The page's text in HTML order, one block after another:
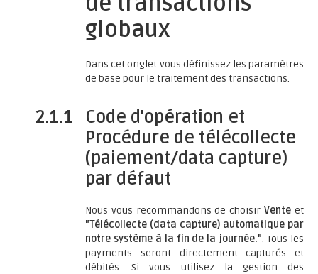
globaux
Dans cet onglet vous définissez les paramètres
de base pour le traitement des transactions.
2.1.1
Code d'opération et
Procédure de télécollecte
(paiement/data capture)
par défaut
Nous vous recommandons de choisirVente et
"Télécollecte (data capture) automatique par
notre système à la fin de la journée.". Tous les
payments seront directement capturés et
débités. Si vous utilisez la gestion des